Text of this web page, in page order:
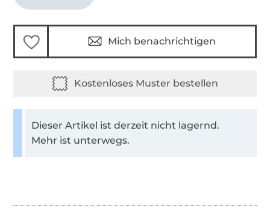
Mich benachrichtigen
Dieser Artikel ist derzeit nicht lagernd.
Mehr ist unterwegs.